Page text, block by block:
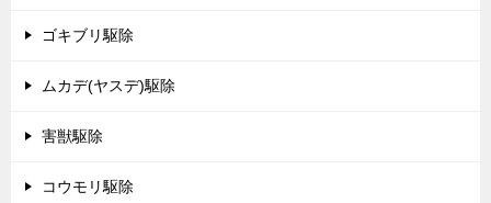
ゴキブリ駆除
ムカデ(ヤスデ)駆除
害獣駆除
コウモリ駆除